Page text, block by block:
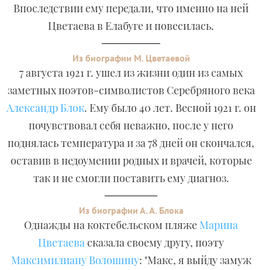
Впоследствии ему передали, что именно на ней
Цветаева в Елабуге и повесилась.
Из биографии М. Цветаевой
7 августа 1921 г. ушел из жизни один из самых
заметных поэтов-символистов Серебряного века
Александр Блок. Ему было 40 лет. Весной 1921 г. он
почувствовал себя неважно, после у него
поднялась температура и за 78 дней он скончался,
оставив в недоумении родных и врачей, которые
так и не смогли поставить ему диагноз.
Из биографии А. А. Блока
Однажды на коктебельском пляже Марина
Цветаевасказала своему другу, поэту
Максимилиану Волошину: "Макс, я выйду замуж